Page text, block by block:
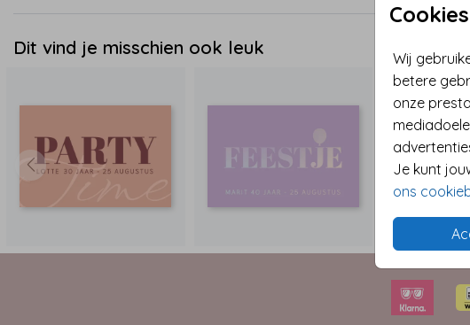
Cookies
Wij
betere
onze
Je kunt
ons
Dit vind je misschien ook leuk